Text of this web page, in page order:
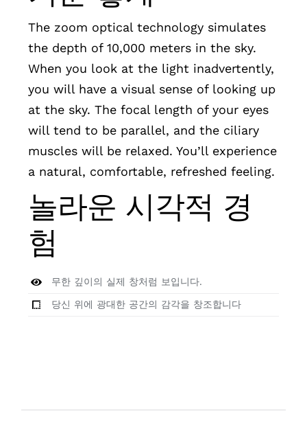
The zoom optical technology simulates
the depth of 10,000 meters in the sky.
When you look at the light inadvertently,
you will have a visual sense of looking up
at the sky. The focal length of your eyes
will tend to be parallel, and the ciliary
muscles will be relaxed. You’ll experience
a natural, comfortable, refreshed feeling.
놀라운 시각적 경
험
무한 깊이의 실제 창처럼 보입니다.
당신 위에 광대한 공간의 감각을 창조합니다